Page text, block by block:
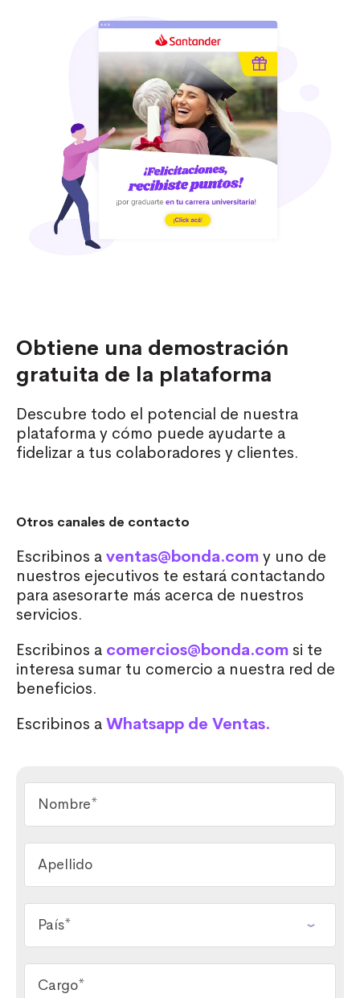
Obtiene una demostración
gratuita de la plataforma
Descubre todo el potencial de nuestra
plataforma y cómo puede ayudarte a
fidelizar a tus colaboradores y clientes.
Otros canales de contacto
Escribinos a ventas@bonda.com y uno de
nuestros ejecutivos te estará contactando
para asesorarte más acerca de nuestros
servicios.
Escribinos a comercios@bonda.com si te
interesa sumar tu comercio a nuestra red de
beneficios.
Escribinos a Whatsapp de Ventas.